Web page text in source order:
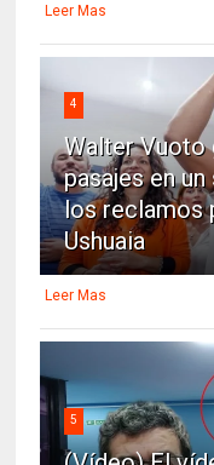
Leer Mas
4
Walter Vuoto
pasajes en
los reclamos
Ushuaia
Leer Mas
5